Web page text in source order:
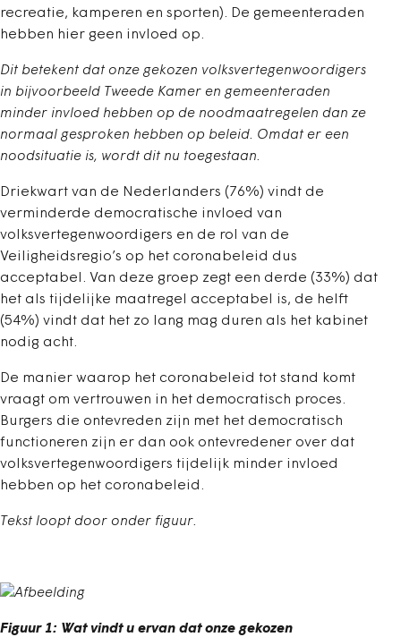
recreatie, kamperen en sporten). De gemeenteraden
hebben hier geen invloed op.
Dit betekent dat onze gekozen volksvertegenwoordigers
in bijvoorbeeld Tweede Kamer en gemeenteraden
minder invloed hebben op de noodmaatregelen dan ze
normaal gesproken hebben op beleid. Omdat er een
noodsituatie is, wordt dit nu toegestaan.
Driekwart van de Nederlanders (76%) vindt de
verminderde democratische invloed van
volksvertegenwoordigers en de rol van de
Veiligheidsregio’s op het coronabeleid dus
acceptabel. Van deze groep zegt een derde (33%) dat
het als tijdelijke maatregel acceptabel is, de helft
(54%) vindt dat het zo lang mag duren als het kabinet
nodig acht.
De manier waarop het coronabeleid tot stand komt
vraagt om vertrouwen in het democratisch proces.
Burgers die ontevreden zijn met het democratisch
functioneren zijn er dan ook ontevredener over dat
volksvertegenwoordigers tijdelijk minder invloed
hebben op het coronabeleid.
Tekst loopt door onder figuur.
Figuur 1: Wat vindt u ervan dat onze gekozen